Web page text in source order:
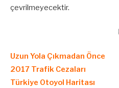
çevrilmeyecektir.
Uzun Yola Çıkmadan Önce
2017 Trafik Cezaları
Türkiye Otoyol Haritası